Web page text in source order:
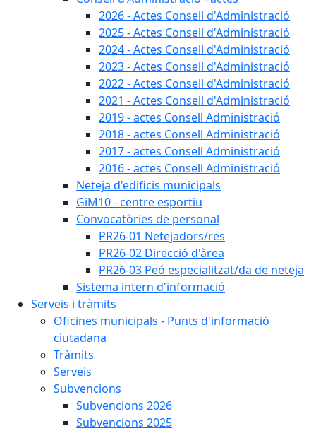
2026 - Actes Consell d'Administració
2025 - Actes Consell d'Administració
2024 - Actes Consell d'Administració
2023 - Actes Consell d'Administració
2022 - Actes Consell d'Administració
2021 - Actes Consell d'Administració
2019 - actes Consell Administració
2018 - actes Consell Administració
2017 - actes Consell Administració
2016 - actes Consell Administració
Neteja d'edificis municipals
GiM10 - centre esportiu
Convocatòries de personal
PR26-01 Netejadors/res
PR26-02 Direcció d'àrea
PR26-03 Peó especialitzat/da de neteja
Sistema intern d'informació
Serveis i tràmits
Oficines municipals - Punts d'informació
ciutadana
Tràmits
Serveis
Subvencions
Subvencions 2026
Subvencions 2025